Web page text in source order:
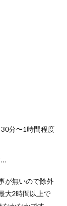
分〜1時間程度
…
が無いので除外
大2時間以上で